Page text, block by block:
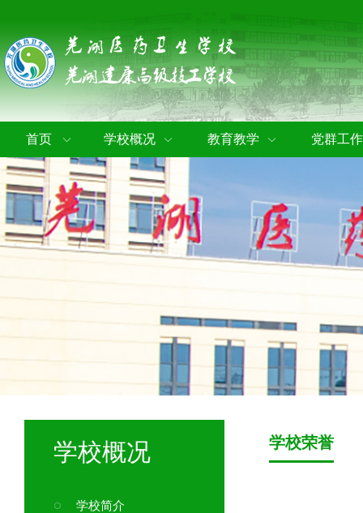
首页 学校概况 教育教学 党群工作
学校概况
学校简介
学校荣誉